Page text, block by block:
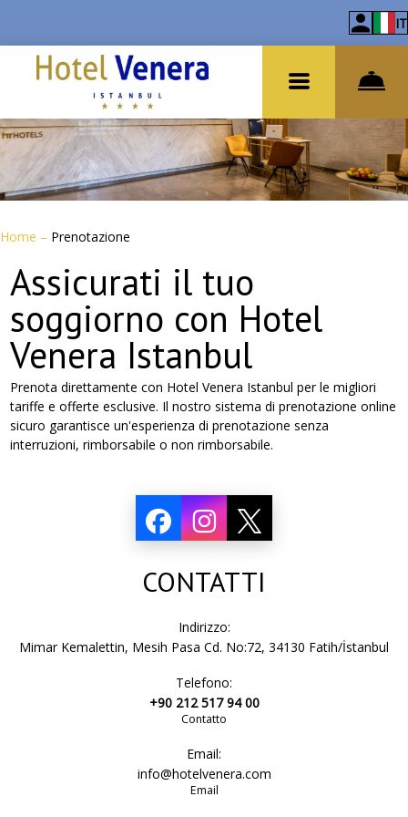
IT
Home – Prenotazione
Assicurati il tuo
soggiorno con Hotel
Venera Istanbul
Prenota direttamente con Hotel Venera Istanbul per le migliori
tariffe e offerte esclusive. Il nostro sistema di prenotazione online
sicuro garantisce un'esperienza di prenotazione senza
interruzioni, rimborsabile o non rimborsabile.
CONTATTI
Indirizzo:
Mimar Kemalettin, Mesih Pasa Cd. No:72, 34130 Fatih/İstanbul
Telefono:
+90 212 517 94 00
Contatto
Email:
info@hotelvenera.com
Email